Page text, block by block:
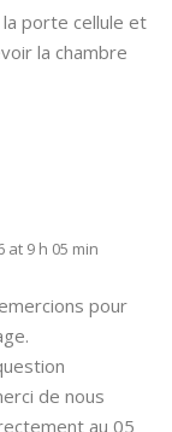
la porte cellule et
la chambre
at 9 h 05 min
pour
de nous
au 05